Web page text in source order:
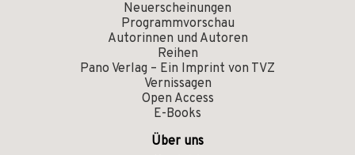
Neuerscheinungen
Programmvorschau
Autorinnen und Autoren
Reihen
Pano Verlag – Ein Imprint von TVZ
Vernissagen
Open Access
E-Books
Über uns